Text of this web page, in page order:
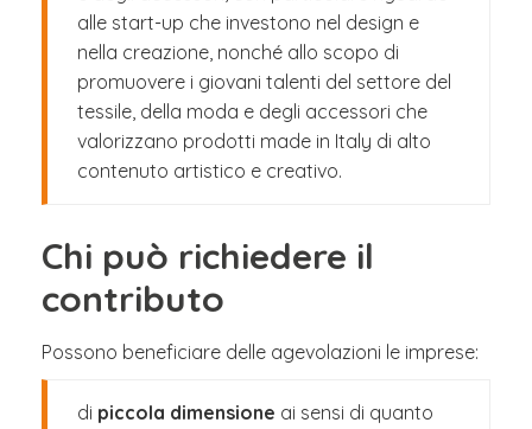
alle start-up che investono nel design e
nella creazione, nonché allo scopo di
promuovere i giovani talenti del settore del
tessile, della moda e degli accessori che
valorizzano prodotti made in Italy di alto
contenuto artistico e creativo.
Chi può richiedere il
contributo
Possono beneficiare delle agevolazioni le imprese:
di piccola dimensione ai sensi di quanto